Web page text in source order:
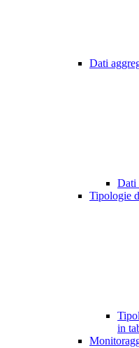
Dati
Dati
Tipologie
in